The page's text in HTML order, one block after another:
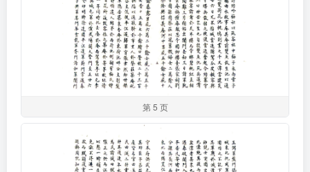
第 5 页